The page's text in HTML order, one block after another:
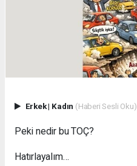
Erkek| Kadın (Haberi Sesli Oku)
Peki nedir bu TOÇ?
Hatırlayalım…